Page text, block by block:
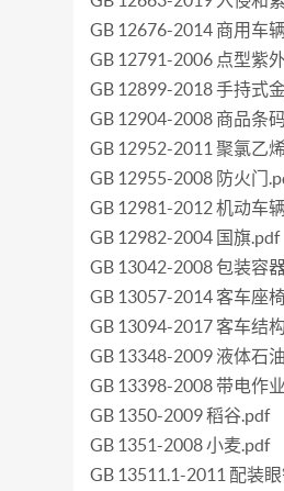
GB 12676-2014 商用车
GB 12791-2006 点型紫
GB 12899-2018 手持式
GB 12904-2008 商品条
GB 12952-2011 聚氯乙
GB 12955-2008 防火门
GB 12981-2012 机动车
GB 12982-2004 国旗.pdf
GB 13042-2008 包装容
GB 13057-2014 客车座
GB 13094-2017 客车结
GB 13348-2009 液体石
GB 13398-2008 带电作
GB 1350-2009 稻谷.pdf
GB 1351-2008 小麦.pdf
GB 13511.1-2011 配装